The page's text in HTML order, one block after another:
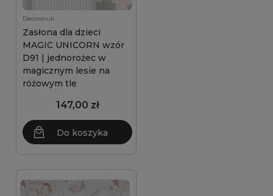
Decordruk
Zasłona dla dzieci
MAGIC UNICORN wzór
D91 | jednorożec w
magicznym lesie na
różowym tle
147,00 zł
Do koszyka